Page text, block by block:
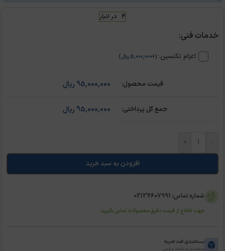
4 در انبار
خدمات فنی:
اعزام تکنسین: (
+
5,000,000 ریال)
95,000,000 ریال
95,000,000 ریال
-
+
افزودن به سبد خرید
شماره تماس: 02136607991
جهت اطلاع از قیمت دقیق محصولات تماس بگیرید.
بسته‌بندی ضد ضربه
بسته‌بندی استاندارد و ایمن